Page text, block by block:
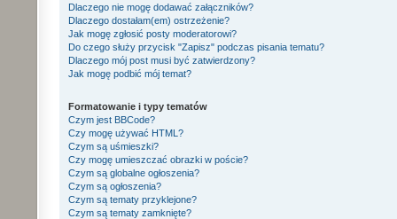
Dlaczego nie mogę dodawać załączników?
Dlaczego dostałam(em) ostrzeżenie?
Jak mogę zgłosić posty moderatorowi?
Do czego służy przycisk "Zapisz" podczas pisania tematu?
Dlaczego mój post musi być zatwierdzony?
Jak mogę podbić mój temat?
Formatowanie i typy tematów
Czym jest BBCode?
Czy mogę używać HTML?
Czym są uśmieszki?
Czy mogę umieszczać obrazki w poście?
Czym są globalne ogłoszenia?
Czym są ogłoszenia?
Czym są tematy przyklejone?
Czym są tematy zamknięte?